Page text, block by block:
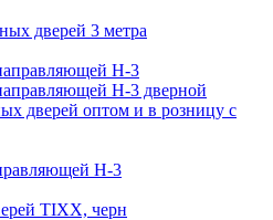
дверей 3 метра
Н-3